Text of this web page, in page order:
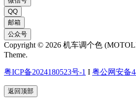
QQ
邮箱
公众号
Copyright © 2026 机车调个色
Theme.
粤ICP备2024180523号-1 I 粤公网安备
返回顶部